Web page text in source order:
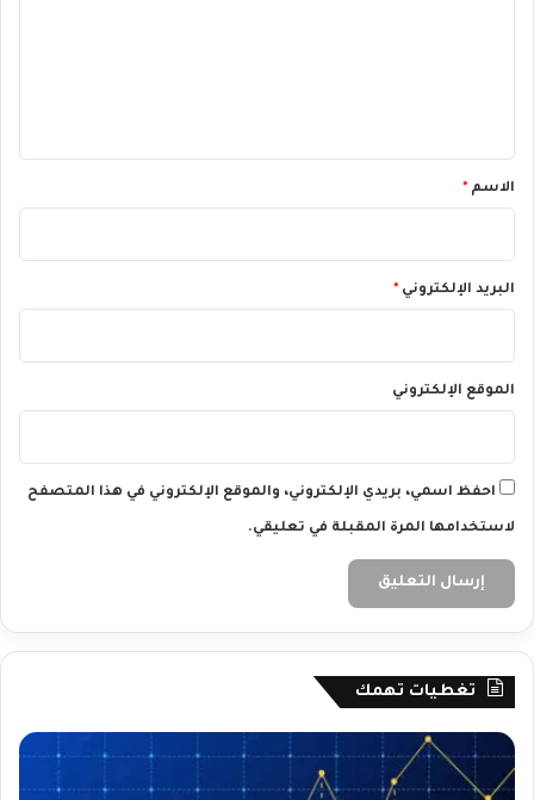
*الاسم *
البريد الإلكتروني *
الموقع الإلكتروني
احفظ اسمي، بريدي الإلكتروني، والموقع الإلكتروني في هذا المتصفح
لاستخدامها المرة المقبلة في تعليقي.
تغطيات تهمك